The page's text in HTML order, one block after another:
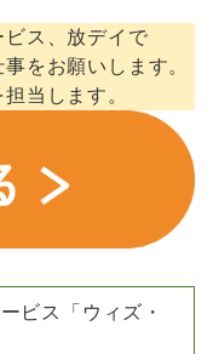
ス、放デイで
をお願いします。
当します。
ビス「ウィズ・